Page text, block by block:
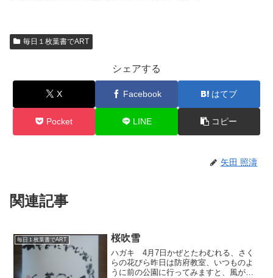
毎日１枚葉書でART
シェアする
X Facebook はてブ
Pocket LINE コピー
矢田 照濤
関連記事
毎日１枚葉書でART 桜吹雪
ハガキ 4月7日かぜとたわむれる、さく
らの花びら昨日は防府教室、いつものよ
うに前の公園に行ってみますと、風がふ